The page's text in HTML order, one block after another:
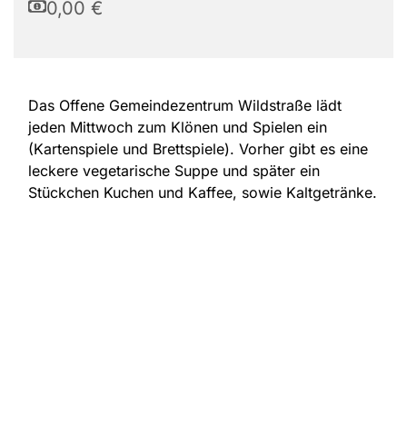
0,00 €
Das Offene Gemeindezentrum Wildstraße lädt
jeden Mittwoch zum Klönen und Spielen ein
(Kartenspiele und Brettspiele). Vorher gibt es eine
leckere vegetarische Suppe und später ein
Stückchen Kuchen und Kaffee, sowie Kaltgetränke.